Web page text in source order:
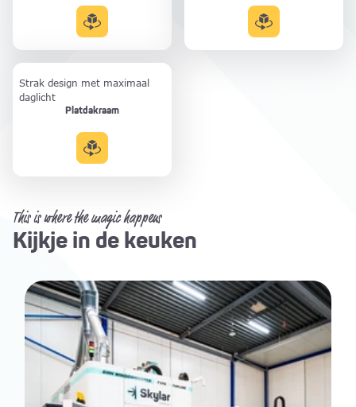
Strak design met maximaal
daglicht
Platdakraam
This is where the magic happens
Kijkje in de keuken